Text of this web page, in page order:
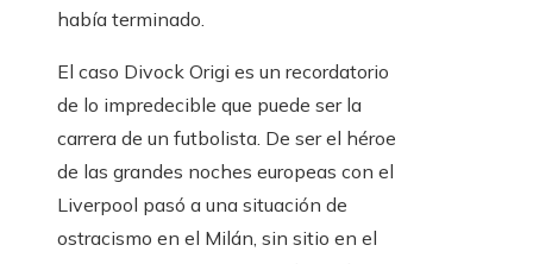
había terminado.
El caso Divock Origi es un recordatorio
de lo impredecible que puede ser la
carrera de un futbolista. De ser el héroe
de las grandes noches europeas con el
Liverpool pasó a una situación de
ostracismo en el Milán, sin sitio en el